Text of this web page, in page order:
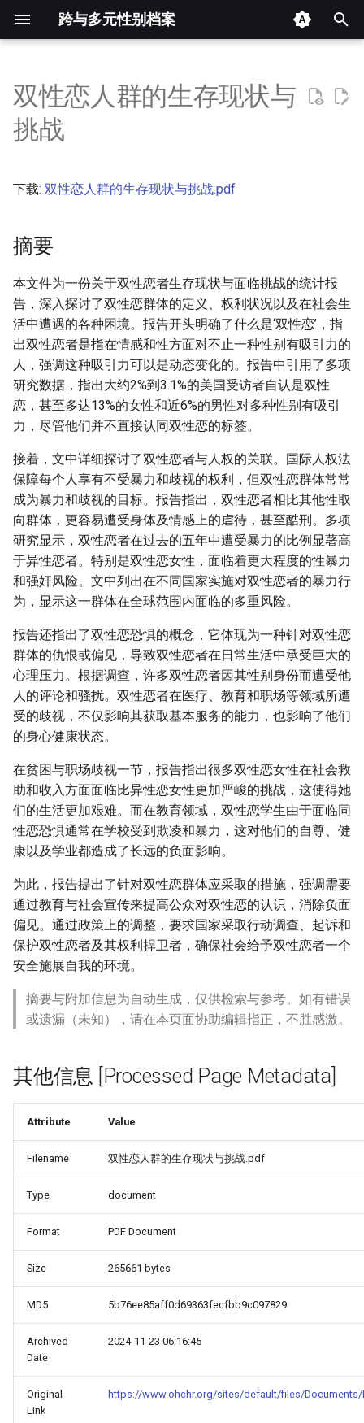
跨与多元性别档案
入
以
开
摘要
双性恋人群的生存现状与
挑战
下载: 双性恋人群的生存现状与挑战.pdf
摘要
本文件为一份关于双性恋者生存现状与面临挑战的统计报
告，深入探讨了双性恋群体的定义、权利状况以及在社会生
活中遭遇的各种困境。报告开头明确了什么是‘双性恋’，指
出双性恋者是指在情感和性方面对不止一种性别有吸引力的
人，强调这种吸引力可以是动态变化的。报告中引用了多项
研究数据，指出大约2%到3.1%的美国受访者自认是双性
恋，甚至多达13%的女性和近6%的男性对多种性别有吸引
力，尽管他们并不直接认同双性恋的标签。
接着，文中详细探讨了双性恋者与人权的关联。国际人权法
保障每个人享有不受暴力和歧视的权利，但双性恋群体常常
成为暴力和歧视的目标。报告指出，双性恋者相比其他性取
向群体，更容易遭受身体及情感上的虐待，甚至酷刑。多项
研究显示，双性恋者在过去的五年中遭受暴力的比例显著高
于异性恋者。特别是双性恋女性，面临着更大程度的性暴力
和强奸风险。文中列出在不同国家实施对双性恋者的暴力行
为，显示这一群体在全球范围内面临的多重风险。
报告还指出了双性恋恐惧的概念，它体现为一种针对双性恋
群体的仇恨或偏见，导致双性恋者在日常生活中承受巨大的
心理压力。根据调查，许多双性恋者因其性别身份而遭受他
人的评论和骚扰。双性恋者在医疗、教育和职场等领域所遭
受的歧视，不仅影响其获取基本服务的能力，也影响了他们
的身心健康状态。
在贫困与职场歧视一节，报告指出很多双性恋女性在社会救
助和收入方面面临比异性恋女性更加严峻的挑战，这使得她
们的生活更加艰难。而在教育领域，双性恋学生由于面临同
性恋恐惧通常在学校受到欺凌和暴力，这对他们的自尊、健
康以及学业都造成了长远的负面影响。
为此，报告提出了针对双性恋群体应采取的措施，强调需要
通过教育与社会宣传来提高公众对双性恋的认识，消除负面
偏见。通过政策上的调整，要求国家采取行动调查、起诉和
保护双性恋者及其权利捍卫者，确保社会给予双性恋者一个
安全施展自我的环境。
摘要与附加信息为自动生成，仅供检索与参考。如有错误
或遗漏（未知），请在本页面协助编辑指正，不胜感激。
其他信息 [Processed Page Metadata]
Attribute Value
Filename 双性恋人群的生存现状与挑战.pdf
Type document
Format PDF Document
Size 265661 bytes
MD5 5b76ee85aff0d69363fecfbb9c097829
Archived
Date
2024-11-23 06:16:45
Original
Link
https://www.ohchr.org/sites/default/files/Documents/